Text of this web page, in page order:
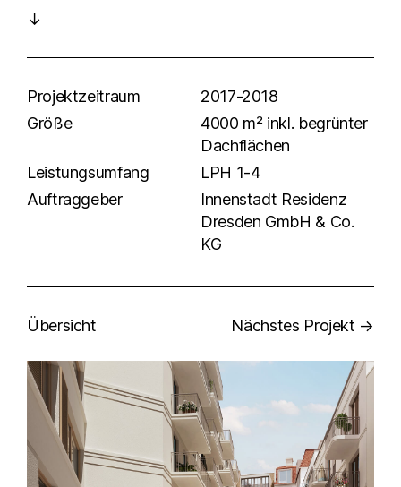
↓
Projektzeitraum
2017-2018
Größe
4000 m² inkl. begrünter
Dachflächen
Leistungsumfang
LPH 1-4
Auftraggeber
Innenstadt Residenz
Dresden GmbH & Co.
KG
Übersicht Nächstes Projekt →